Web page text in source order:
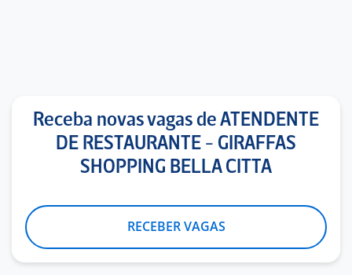
Receba novas vagas de ATENDENTE
DE RESTAURANTE - GIRAFFAS
SHOPPING BELLA CITTA
RECEBER VAGAS